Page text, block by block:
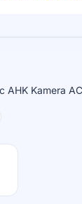
AHK Kamera